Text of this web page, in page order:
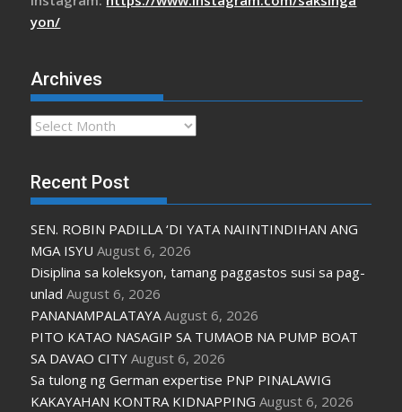
yon/
Archives
Archives
Recent Post
SEN. ROBIN PADILLA ‘DI YATA NAIINTINDIHAN ANG
MGA ISYU August 6, 2026
Disiplina sa koleksyon, tamang paggastos susi sa pag-
unlad August 6, 2026
PANANAMPALATAYA August 6, 2026
PITO KATAO NASAGIP SA TUMAOB NA PUMP BOAT
SA DAVAO CITY August 6, 2026
Sa tulong ng German expertise PNP PINALAWIG
KAKAYAHAN KONTRA KIDNAPPING August 6, 2026